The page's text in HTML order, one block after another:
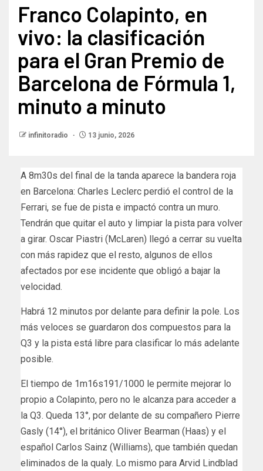
Franco Colapinto, en
vivo: la clasificación
para el Gran Premio de
Barcelona de Fórmula 1,
minuto a minuto
infinitoradio 13 junio, 2026
A 8m30s del final de la tanda aparece la bandera roja
en Barcelona: Charles Leclerc perdió el control de la
Ferrari, se fue de pista e impactó contra un muro.
Tendrán que quitar el auto y limpiar la pista para volver
a girar. Oscar Piastri (McLaren) llegó a cerrar su vuelta
con más rapidez que el resto, algunos de ellos
afectados por ese incidente que obligó a bajar la
velocidad.
Habrá 12 minutos por delante para definir la pole. Los
más veloces se guardaron dos compuestos para la
Q3 y la pista está libre para clasificar lo más adelante
posible.
El tiempo de 1m16s191/1000 le permite mejorar lo
propio a Colapinto, pero no le alcanza para acceder a
la Q3. Queda 13°, por delante de su compañero Pierre
Gasly (14°), el británico Oliver Bearman (Haas) y el
español Carlos Sainz (Williams), que también quedan
eliminados de la qualy. Lo mismo para Arvid Lindblad